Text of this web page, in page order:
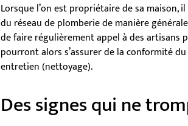
Lorsque l’on est propriétaire de sa
du réseau de plomberie de manière
de faire régulièrement appel à des artisans
pourront alors s’assurer de la conformité
entretien (nettoyage).
Des signes qui ne